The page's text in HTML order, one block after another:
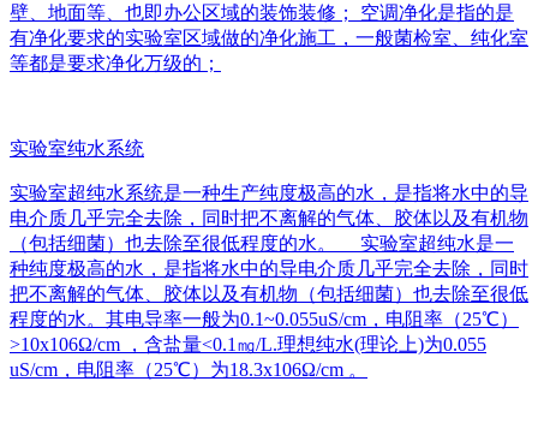
壁、地面等、也即办公区域的装饰装修； 空调净化是指的是
有净化要求的实验室区域做的净化施工，一般菌检室、纯化室
等都是要求净化万级的；
实验室纯水系统
实验室超纯水系统是一种生产纯度极高的水，是指将水中的导
电介质几乎完全去除，同时把不离解的气体、胶体以及有机物
（包括细菌）也去除至很低程度的水。 实验室超纯水是一
种纯度极高的水，是指将水中的导电介质几乎完全去除，同时
把不离解的气体、胶体以及有机物（包括细菌）也去除至很低
程度的水。其电导率一般为0.1~0.055uS/cm，电阻率（25℃）
>10x106Ω/cm ，含盐量<0.1㎎/L.理想纯水(理论上)为0.055
uS/cm，电阻率（25℃）为18.3x106Ω/cm 。